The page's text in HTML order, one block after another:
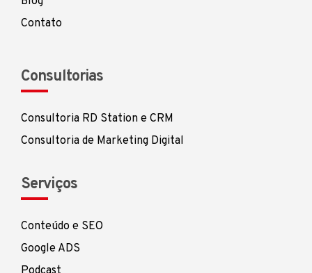
Contato
Consultorias
Consultoria RD Station e CRM
Consultoria de Marketing Digital
Serviços
Conteúdo e SEO
Google ADS